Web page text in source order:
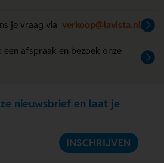
je vraag via verkoop@lavista.nl
een afspraak en bezoek onze
nieuwsbrief en laat je
INSCHRIJVEN